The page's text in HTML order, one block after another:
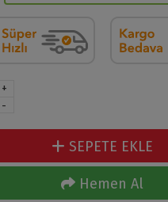
+
-
SEPETE EKLE
Hemen Al